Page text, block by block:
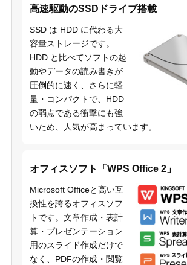
高速駆動のSSDドライブ搭載
SSD は HDD に代わる大
容量ストレージです。
HDD と比べてソフトの起
動やデータの読み書きが
圧倒的に速く、さらに軽
量・コンパクトで、HDD
の弱点である衝撃にも強
いため、人気が高まっています。
オフィスソフト「WPS Office 2」
Microsoft Officeと高い互
換性を誇るオフィスソフ
トです。文章作成・表計
算・プレゼンテーション
用のスライド作成だけで
なく、PDFの作成・閲覧